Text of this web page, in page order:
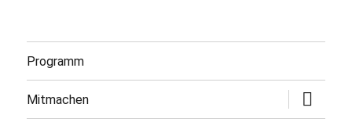
Programm
Mitmachen
öffnen